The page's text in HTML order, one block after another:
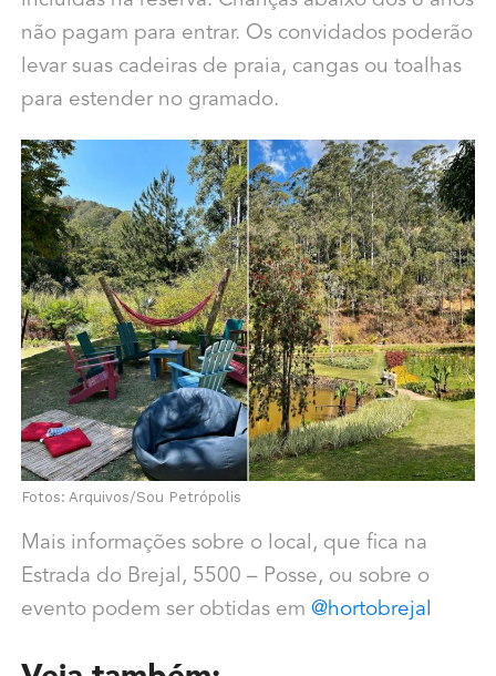
não pagam para entrar. Os convidados poderão
levar suas cadeiras de praia, cangas ou toalhas
para estender no gramado.
Fotos: Arquivos/Sou Petrópolis
Mais informações sobre o local, que fica na
Estrada do Brejal, 5500 – Posse, ou sobre o
evento podem ser obtidas em @hortobrejal